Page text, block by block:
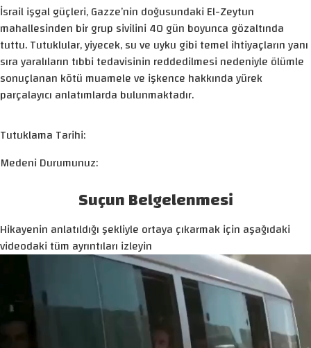
İsrail işgal güçleri, Gazze’nin doğusundaki El-Zeytun
mahallesinden bir grup sivilini 40 gün boyunca gözaltında
tuttu. Tutuklular, yiyecek, su ve uyku gibi temel ihtiyaçların yanı
sıra yaralıların tıbbi tedavisinin reddedilmesi nedeniyle ölümle
sonuçlanan kötü muamele ve işkence hakkında yürek
parçalayıcı anlatımlarda bulunmaktadır.
Tutuklama Tarihi:
Medeni Durumunuz:
Suçun Belgelenmesi
Hikayenin anlatıldığı şekliyle ortaya çıkarmak için aşağıdaki
videodaki tüm ayrıntıları izleyin